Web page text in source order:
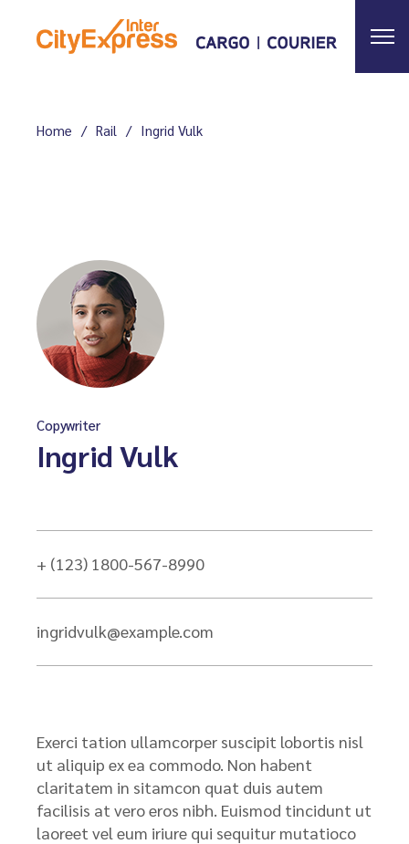
Home Rail Ingrid Vulk
Copywriter
Ingrid Vulk
+ (123) 1800-567-8990
ingridvulk@example.com
Exerci tation ullamcorper suscipit lobortis nisl
ut aliquip ex ea commodo. Non habent
claritatem in sitamcon quat duis autem
facilisis at vero eros nibh. Euismod tincidunt ut
laoreet vel eum iriure qui sequitur mutatioco